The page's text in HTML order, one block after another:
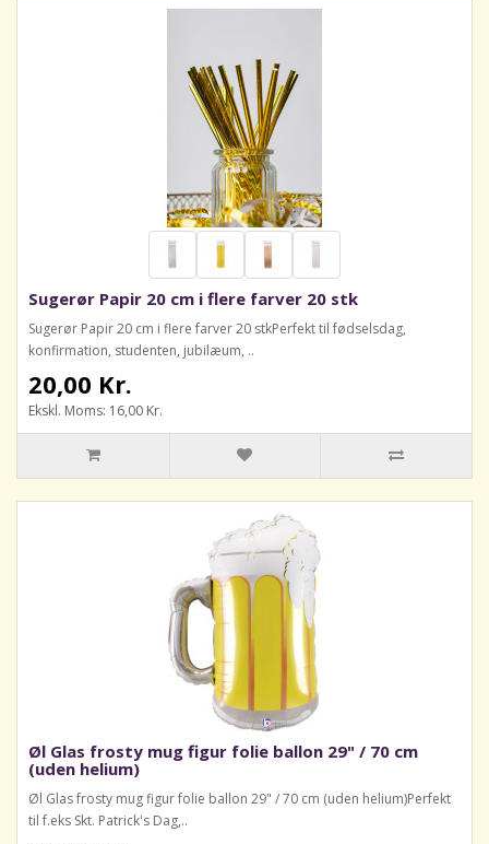
Sugerør Papir 20 cm i flere farver 20 stk
Sugerør Papir 20 cm i flere farver 20 stkPerfekt til fødselsdag,
konfirmation, studenten, jubilæum, ..
20,00 Kr.
Ekskl. Moms: 16,00 Kr.
Øl Glas frosty mug figur folie ballon 29" / 70 cm
(uden helium)
Øl Glas frosty mug figur folie ballon 29" / 70 cm (uden helium)Perfekt
til f.eks Skt. Patrick's Dag,..